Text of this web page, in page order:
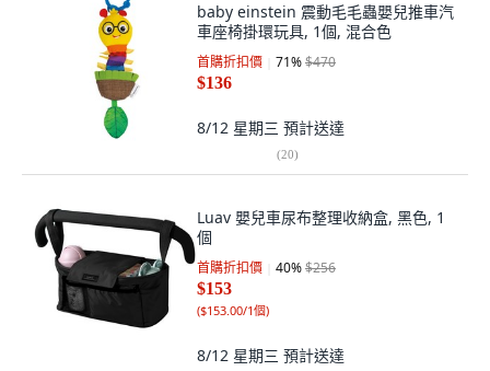
baby einstein 震動毛毛蟲嬰兒推車汽
車座椅掛環玩具, 1個, 混合色
首購折扣價 71%$470
$136
8/12 星期三 預計送達
(20)
Luav 嬰兒車尿布整理收納盒, 黑色, 1
個
首購折扣價 40%$256
$153
($153.00/1個)
8/12 星期三 預計送達